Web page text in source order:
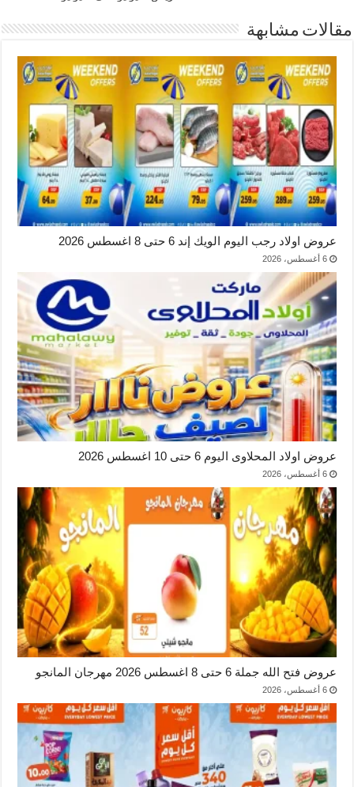
مقالات مشابهة
عروض اولاد رجب اليوم الويك إند 6 حتى 8 اغسطس 2026
6 أغسطس، 2026
عروض اولاد المحلاوى اليوم 6 حتى 10 اغسطس 2026
6 أغسطس، 2026
عروض فتح الله جملة 6 حتى 8 اغسطس 2026 مهرجان المانجو
6 أغسطس، 2026